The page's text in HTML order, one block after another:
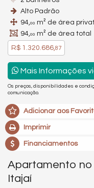
Alto Padrão
94,00 m² de área
94,00 m² de área total
R$ 1.320.686,87
Mais Informações
Os preços, disponibilidades e
comunicação.
Adicionar aos
Imprimir
Financiamentos
Apartamento no
Itajaí